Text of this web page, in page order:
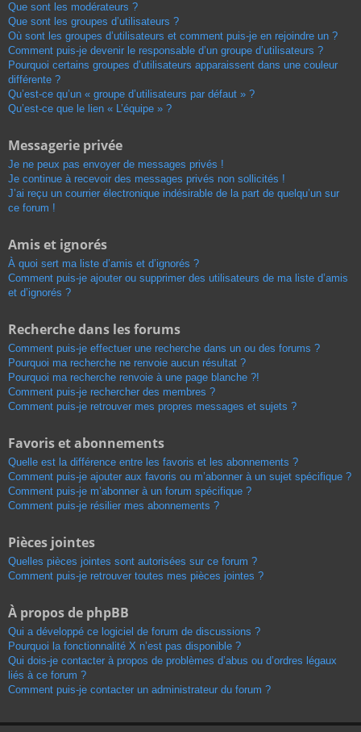
Que sont les modérateurs ?
Que sont les groupes d’utilisateurs ?
Où sont les groupes d’utilisateurs et comment puis-je en rejoindre un ?
Comment puis-je devenir le responsable d’un groupe d’utilisateurs ?
Pourquoi certains groupes d’utilisateurs apparaissent dans une couleur
différente ?
Qu’est-ce qu’un « groupe d’utilisateurs par défaut » ?
Qu’est-ce que le lien « L’équipe » ?
Messagerie privée
Je ne peux pas envoyer de messages privés !
Je continue à recevoir des messages privés non sollicités !
J’ai reçu un courrier électronique indésirable de la part de quelqu’un sur
ce forum !
Amis et ignorés
À quoi sert ma liste d’amis et d’ignorés ?
Comment puis-je ajouter ou supprimer des utilisateurs de ma liste d’amis
et d’ignorés ?
Recherche dans les forums
Comment puis-je effectuer une recherche dans un ou des forums ?
Pourquoi ma recherche ne renvoie aucun résultat ?
Pourquoi ma recherche renvoie à une page blanche ?!
Comment puis-je rechercher des membres ?
Comment puis-je retrouver mes propres messages et sujets ?
Favoris et abonnements
Quelle est la différence entre les favoris et les abonnements ?
Comment puis-je ajouter aux favoris ou m’abonner à un sujet spécifique ?
Comment puis-je m’abonner à un forum spécifique ?
Comment puis-je résilier mes abonnements ?
Pièces jointes
Quelles pièces jointes sont autorisées sur ce forum ?
Comment puis-je retrouver toutes mes pièces jointes ?
À propos de phpBB
Qui a développé ce logiciel de forum de discussions ?
Pourquoi la fonctionnalité X n’est pas disponible ?
Qui dois-je contacter à propos de problèmes d’abus ou d’ordres légaux
liés à ce forum ?
Comment puis-je contacter un administrateur du forum ?